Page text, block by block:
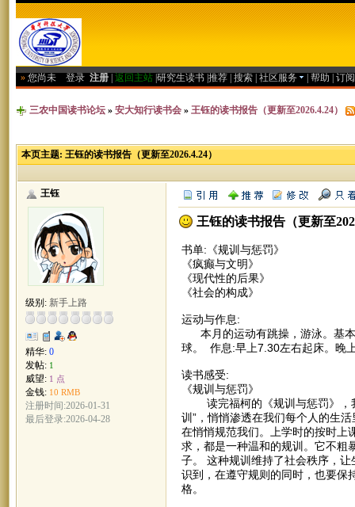
» 您尚未 登录 注册 返回主站 研究生读书 推荐 搜索 社区服务 帮助 订
三农中国读书论坛 » 安大知行读书会 » 王钰的读书报告（更新至2026.4.24）
本页主题: 王钰的读书报告（更新至2026.4.24）
王钰
级别: 新手上路
精华: 0
发帖: 1
威望: 1 点
金钱: 10 RMB
注册时间:2026-01-31
最后登录:2026-04-28
王钰的读书报告（更新至
书单:《规训与惩罚》
《疯癫与文明》
《现代性的后果》
《社会的构成》
运动与作息:
本月的运动有跳操，游泳。基本
球。 作息:早上7.30左右起床。晚
读书感受:
《规训与惩罚》
读完福柯的《规训与惩罚》，我
训”，悄悄渗透在我们每个人的生
在悄悄规范我们。上学时的按时上
求，都是一种温和的规训。它不粗
子。 这种规训维持了社会秩序，
识到，在遵守规则的同时，也要保
格。